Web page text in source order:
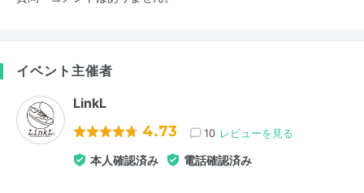
イベント主催者
LinkL
4.73 10 レビューを見る
本人確認済み 電話確認済み